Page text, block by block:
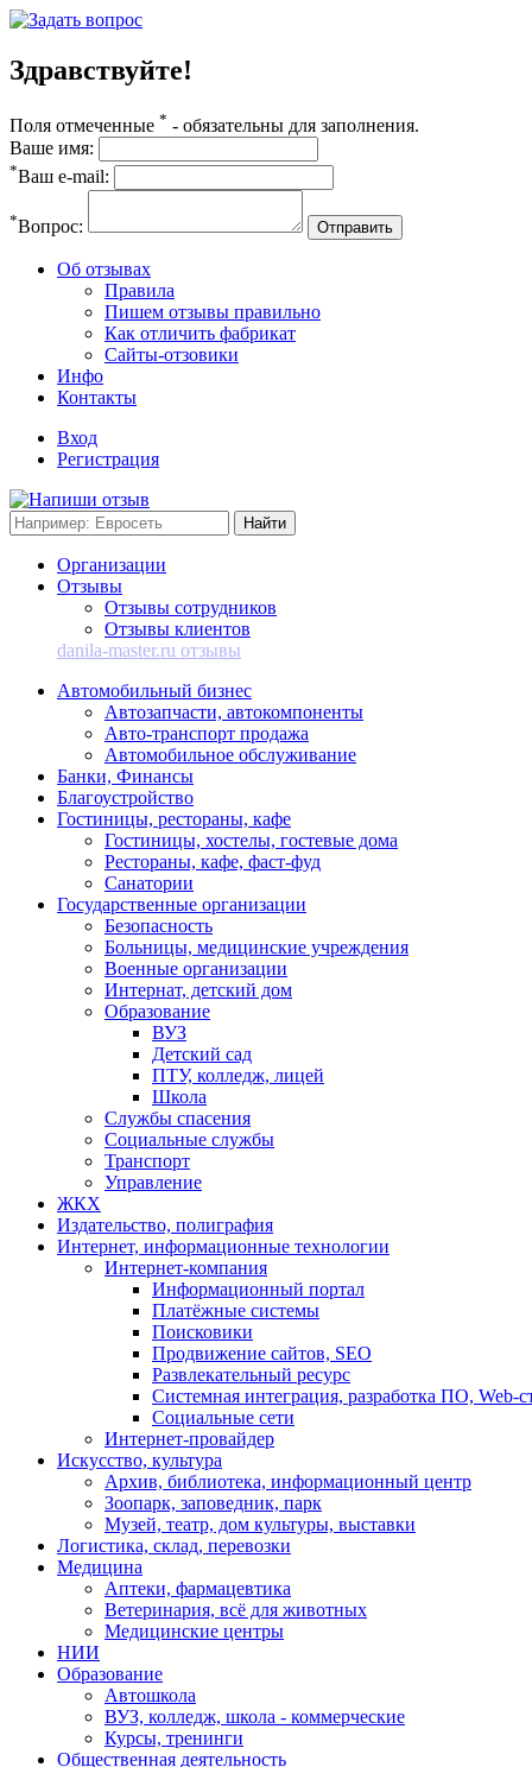
Здравствуйте!
Поля отмеченные * - обязательны для заполнения.
Ваше имя:
*Ваш e-mail:
*Вопрос: Отправить
Об отзывах
Правила
Пишем отзывы правильно
Как отличить фабрикат
Сайты-отзовики
Инфо
Контакты
Вход
Регистрация
Организации
Отзывы
Отзывы сотрудников
Отзывы клиентов
danila-master.ru отзывы
Автомобильный бизнес
Автозапчасти, автокомпоненты
Авто-транспорт продажа
Автомобильное обслуживание
Банки, Финансы
Благоустройство
Гостиницы, рестораны, кафе
Гостиницы, хостелы, гостевые дома
Рестораны, кафе, фаст-фуд
Санатории
Государственные организации
Безопасность
Больницы, медицинские учреждения
Военные организации
Интернат, детский дом
Образование
ВУЗ
Детский сад
ПТУ, колледж, лицей
Школа
Службы спасения
Социальные службы
Транспорт
Управление
ЖКХ
Издательство, полиграфия
Интернет, информационные технологии
Интернет-компания
Информационный портал
Платёжные системы
Поисковики
Продвижение сайтов, SEO
Развлекательный ресурс
Системная интеграция, разработка ПО, Web-
Социальные сети
Интернет-провайдер
Искусство, культура
Архив, библиотека, информационный центр
Зоопарк, заповедник, парк
Музей, театр, дом культуры, выставки
Логистика, склад, перевозки
Медицина
Аптеки, фармацевтика
Ветеринария, всё для животных
Медицинские центры
НИИ
Образование
Автошкола
ВУЗ, колледж, школа - коммерческие
Курсы, тренинги
Общественная деятельность